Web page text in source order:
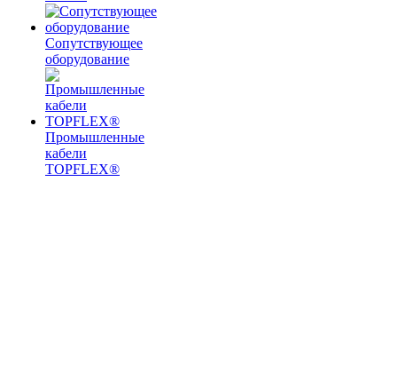
Сопутствующее
оборудование
Промышленные
кабели
TOPFLEX®